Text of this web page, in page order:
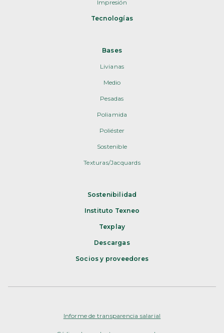
Impresión
Tecnologías
Bases
Livianas
Medio
Pesadas
Poliamida
Poliéster
Sostenible
Texturas/Jacquards
Sostenibilidad
Instituto Texneo
Texplay
Descargas
Socios y proveedores
Informe de transparencia salarial